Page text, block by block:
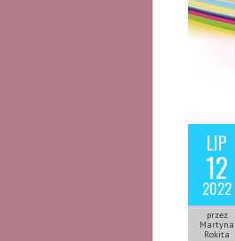
LIP
12
2022
przez
Martyna
Rokita